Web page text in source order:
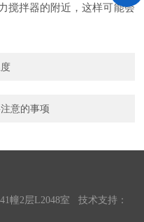
搅拌器的附近，这样可能会
意的事项
幢2层L2048室 技术支持：